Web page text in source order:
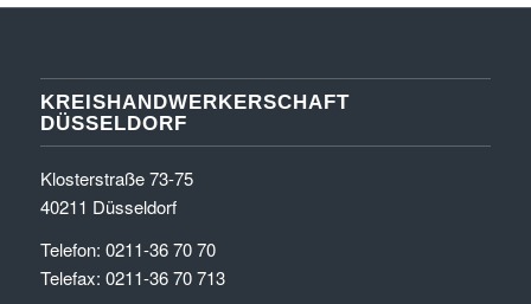
KREISHANDWERKERSCHAFT
DÜSSELDORF
Klosterstraße 73-75
40211 Düsseldorf
Telefon: 0211-36 70 70
Telefax: 0211-36 70 713